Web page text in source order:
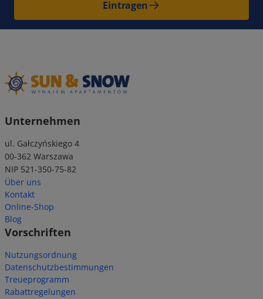
Eintragen
Unternehmen
ul. Gałczyńskiego 4
00-362 Warszawa
NIP 521-350-75-82
Über uns
Kontakt
Online-Shop
Blog
Vorschriften
Nutzungsordnung
Datenschutzbestimmungen
Treueprogramm
Rabattregelungen